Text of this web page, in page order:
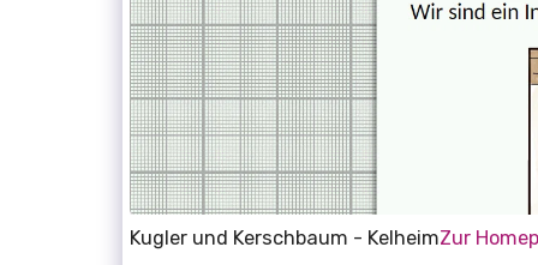
Kugler und Kerschbaum - KelheimZur